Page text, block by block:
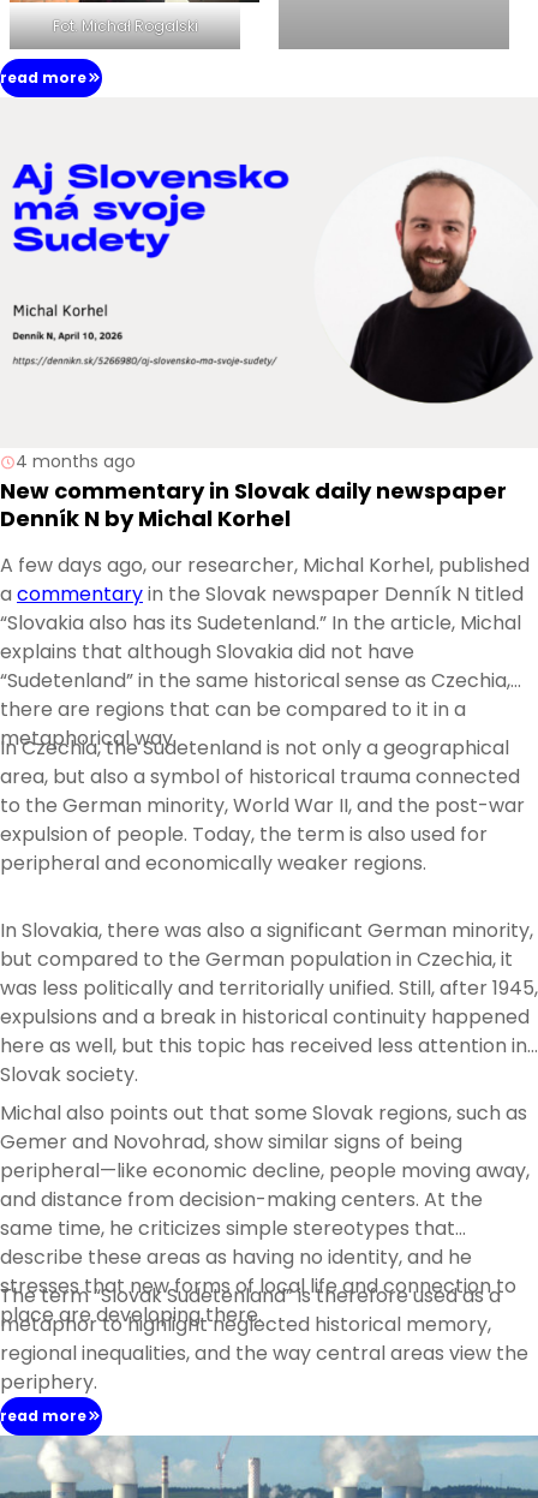
Fot. Michał Rogalski
read more
4 months ago
New commentary in Slovak daily newspaper
Denník N by Michal Korhel
A few days ago, our researcher, Michal Korhel, published
a commentaryin the Slovak newspaper Denník N titled
“Slovakia also has its Sudetenland.” In the article, Michal
explains that although Slovakia did not have
“Sudetenland” in the same historical sense as Czechia,
there are regions that can be compared to it in a
metaphorical way.
In Czechia, the Sudetenland is not only a geographical
area, but also a symbol of historical trauma connected
to the German minority, World War II, and the post-war
expulsion of people. Today, the term is also used for
peripheral and economically weaker regions.
In Slovakia, there was also a significant German minority,
but compared to the German population in Czechia, it
was less politically and territorially unified. Still, after 1945,
expulsions and a break in historical continuity happened
here as well, but this topic has received less attention in
Slovak society.
Michal also points out that some Slovak regions, such as
Gemer and Novohrad, show similar signs of being
peripheral—like economic decline, people moving away,
and distance from decision-making centers. At the
same time, he criticizes simple stereotypes that
describe these areas as having no identity, and he
stresses that new forms of local life and connection to
place are developing there.
The term “Slovak Sudetenland” is therefore used as a
metaphor to highlight neglected historical memory,
regional inequalities, and the way central areas view the
periphery.
read more